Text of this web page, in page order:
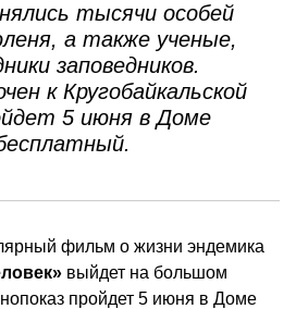
тысячи особей
а также ученые,
заповедников.
к Кругобайкальской
5 июня в Доме
фильм о жизни эндемика
выйдет на большом
пройдет 5 июня в Доме